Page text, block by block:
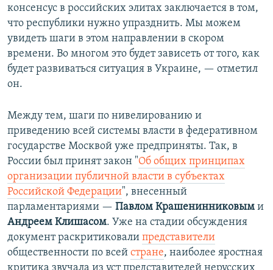
консенсус в российских элитах заключается в том,
что республики нужно упразднить. Мы можем
увидеть шаги в этом направлении в скором
времени. Во многом это будет зависеть от того, как
будет развиваться ситуация в Украине, — отметил
он.
Между тем, шаги по нивелированию и
приведению всей системы власти в федеративном
государстве Москвой уже предприняты. Так, в
России был принят закон "Об общих принципах
организации публичной власти в субъектах
Российской Федерации", внесенный
парламентариями — Павлом Крашенинниковым и
Андреем Клишасом. Уже на стадии обсуждения
документ раскритиковали представители
общественности по всей стране, наиболее яростная